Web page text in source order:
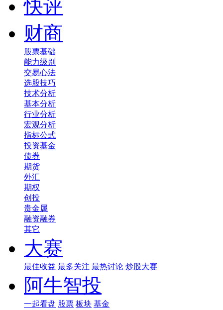
快评
财商
股票基础
能力级别
交易心法
选股技巧
技术分析
基本分析
行业分析
宏观分析
指标公式
投资基金
债券
期货
外汇
期权
创投
贵金属
融资融券
其它
大赛
最佳收益 最多关注 最热讨论 炒股大赛
阿牛智投
一起看盘 股票 板块 基金